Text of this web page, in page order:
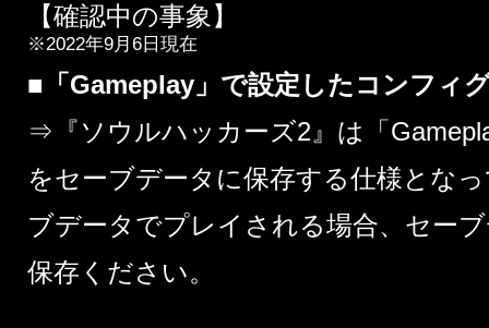
【確認中の事象】
※2022年9月6日現在
■「Gameplay」で設定したコンフィ
⇒『ソウルハッカーズ2』は「
をセーブデータに保存する仕様とな
ブデータでプレイされる場合、セー
保存ください。